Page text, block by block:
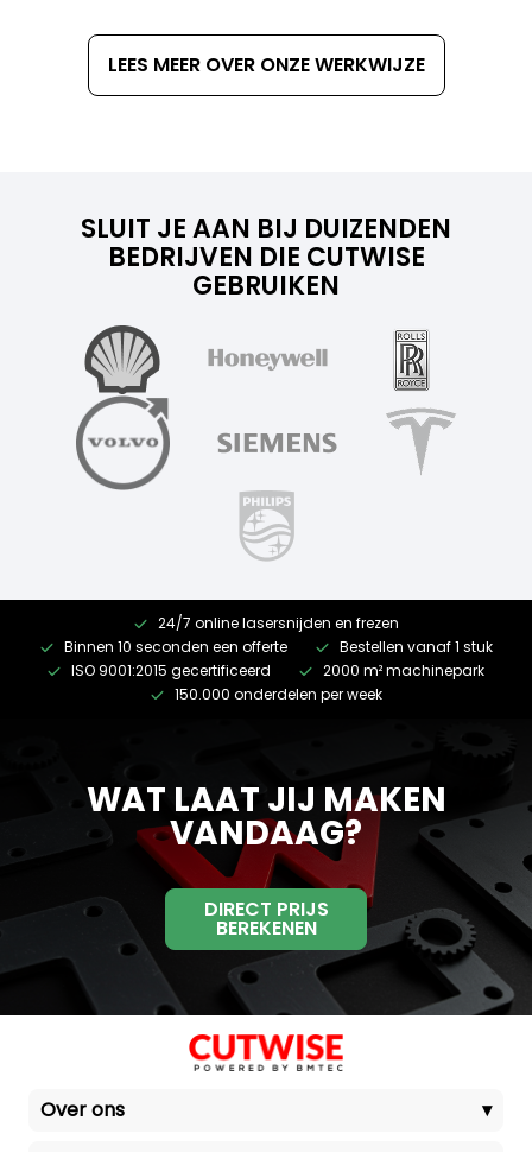
LEES MEER OVER ONZE WERKWIJZE
SLUIT JE AAN BIJ DUIZENDEN
BEDRIJVEN DIE CUTWISE
GEBRUIKEN
24/7 online lasersnijden en frezen
Binnen 10 seconden een offerte
Bestellen vanaf 1 stuk
ISO 9001:2015 gecertificeerd
2000 m² machinepark
150.000 onderdelen per week
WAT LAAT JIJ MAKEN
VANDAAG?
DIRECT PRIJS
BEREKENEN
Over ons
▾